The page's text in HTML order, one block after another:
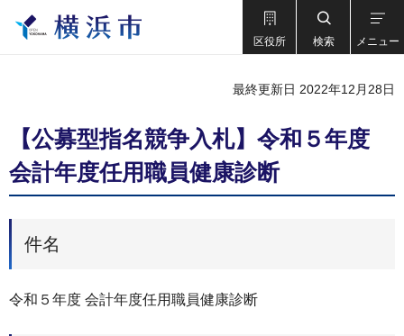
区役所 検索 メニュー
最終更新日 2022年12月28日
【公募型指名競争⼊札】令和５年度
会計年度任⽤職員健康診断
件名
令和５年度 会計年度任用職員健康診断